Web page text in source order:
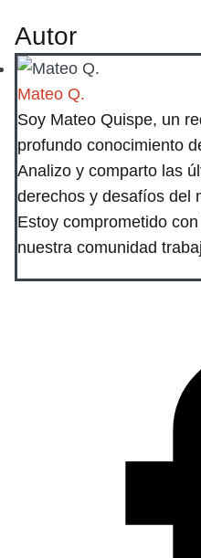
Autor
Mateo Q.
Soy Mateo Quispe, un
profundo conocimiento
Analizo y comparto las
derechos y desafíos del
Estoy comprometido
nuestra comunidad